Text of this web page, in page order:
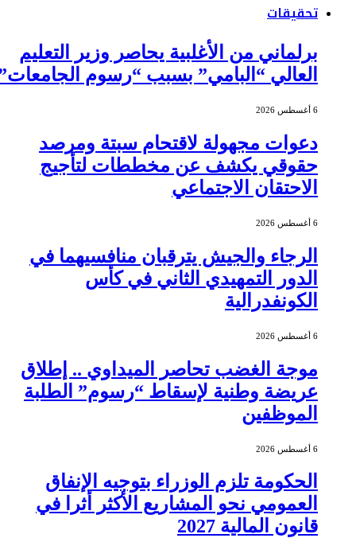
تحقيقات
برلماني من الأغلبية يحاصر وزير التعليم
العالي “البامي” بسبب “رسوم الجامعات”
دعوات مجهولة لاقتحام سبتة ومرصد
حقوقي يكشف عن مخططات لتأجيج
الاحتقان الاجتماعي
الرجاء والجيش يترقبان منافسيهما في
الدور التمهيدي الثاني في كأس
الكونفدرالية
موجة الغضب تحاصر الميداوي .. إطلاق
عريضة وطنية لإسقاط “رسوم” الطلبة
الموظفين
الحكومة تلزم الوزراء بتوجيه الإنفاق
العمومي نحو المشاريع الأكثر أثرا في
قانون المالية 2027